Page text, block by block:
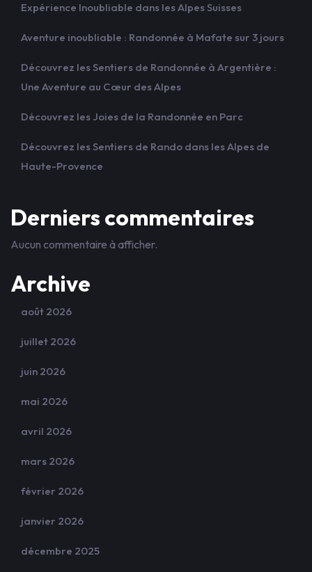
Expérience Inoubliable dans les Alpes Suisses
Aventure inoubliable : Randonnée à Mafate sur 3 jours
Découvrez les Sentiers de Randonnée à Argentière :
Une Aventure au Cœur des Alpes
Découvrez les Joies de la Randonnée en Parc
Découvrez les Sentiers de Rando dans les Alpes de
Haute-Provence
Derniers commentaires
Aucun commentaire à afficher.
Archive
août 2026
juillet 2026
juin 2026
mai 2026
avril 2026
mars 2026
février 2026
janvier 2026
décembre 2025